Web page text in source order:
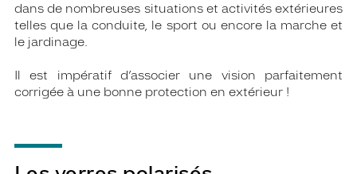
dans de nombreuses situations et activités extérieures
telles que la conduite, le sport ou encore la marche et
le jardinage.
Il est impératif d’associer une vision parfaitement
corrigée à une bonne protection en extérieur !